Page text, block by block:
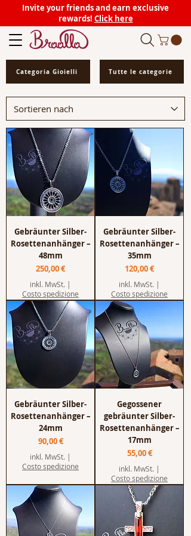
Invite your friends and earn exclusive
rewards! Click here
Categoria Gioielli Tutte le categorie
Gebräunter Silber-
Rosettenanhänger –
48mm
Preis
250,00 €
inkl. MwSt. |
Costo spedizione
Gebräunter Silber-
Rosettenanhänger –
35mm
Preis
120,00 €
inkl. MwSt. |
Costo spedizione
Gebräunter Silber-
Rosettenanhänger –
24mm
Preis
90,00 €
inkl. MwSt. |
Costo spedizione
Gegossener
gebräunter Silber-
Rosettenanhänger –
17mm
Preis
55,00 €
inkl. MwSt. |
Costo spedizione